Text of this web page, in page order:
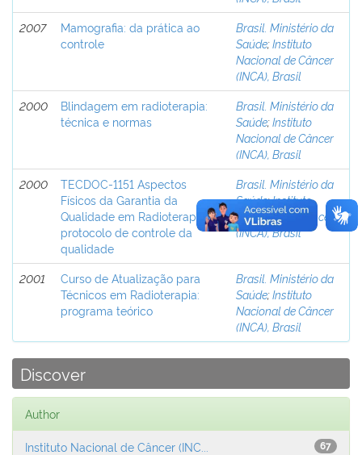
2007
Mamografia: da prática ao
controle
Brasil. Ministério da
Saúde;Instituto
Nacional de Câncer
(INCA), Brasil
2000
Blindagem em radioterapia:
técnica e normas
Brasil. Ministério da
Saúde;Instituto
Nacional de Câncer
(INCA), Brasil
2000
TECDOC-1151 Aspectos
Físicos da Garantia da
Qualidade em Radioterapia:
protocolo de controle da
qualidade
Brasil. Ministério da
Saúde;Instituto
Nacional de Câncer
(INCA), Brasil
2001
Curso de Atualização para
Técnicos em Radioterapia:
programa teórico
Brasil. Ministério da
Saúde;Instituto
Nacional de Câncer
(INCA), Brasil
Discover
Author
67
Instituto Nacional de Câncer (INC...